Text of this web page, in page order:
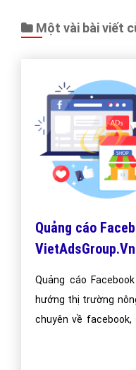
Một vài bài viết
Quảng cáo
VietAdsGroup.Vn
Quảng cáo
hướng thị trường
chuyên về facebook,